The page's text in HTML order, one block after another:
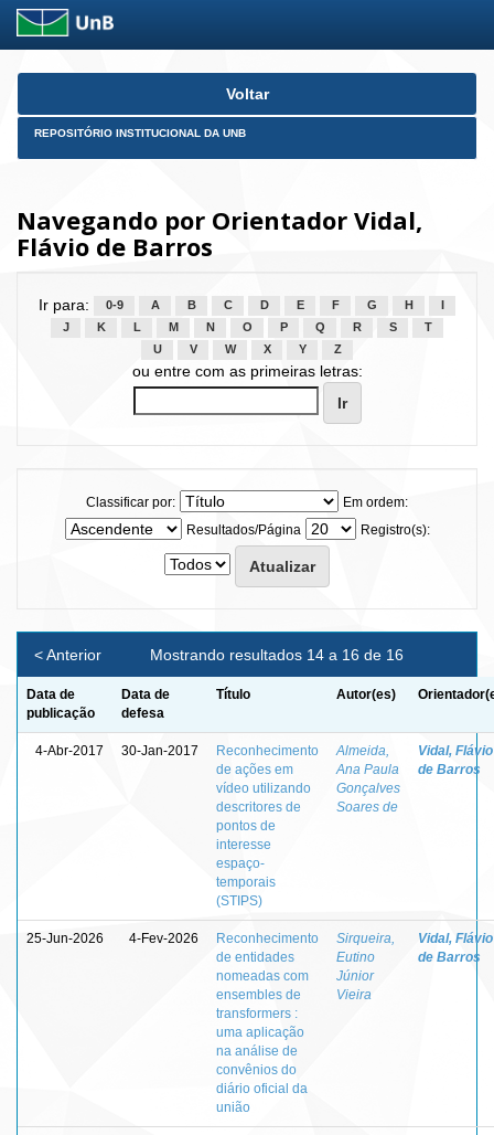
Skip
Voltar
REPOSITÓRIO INSTITUCIONAL DA UNB
Navegando por Orientador Vidal,
Flávio de Barros
Ir para: 0-9 A B C D E F G H
J
K L M N O P Q R S
T
U
V W X Y Z
ou entre com as primeiras letras:
Classificar por:
Em ordem:
Resultados/Página
Registro(s):
Mostrando resultados 14 a 16 de 16
< Anterior
Data de
publicação
Data de
defesa
Título Autor(es)
4-Abr-2017 30-Jan-2017
Reconhecimento
de ações em
vídeo utilizando
descritores de
pontos de
interesse
espaço-
temporais
(STIPS)
Almeida,
Ana Paula
Gonçalves
Soares de
Vidal, Flávio
de Barros
25-Jun-2026 4-Fev-2026
Reconhecimento
de entidades
nomeadas com
ensembles de
transformers :
uma aplicação
na análise de
convênios do
diário oficial da
união
Sirqueira,
Eutino
Júnior
Vieira
Vidal, Flávio
de Barros